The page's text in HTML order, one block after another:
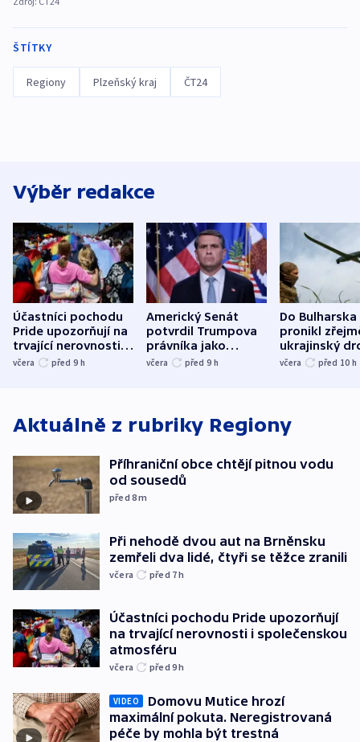
ŠTÍTKY
Regiony Plzeňský kraj ČT24
Výběr redakce
Účastníci pochodu
Pride upozorňují na
trvající nerovnosti i
společenskou
včera před 9 h
Americký Senát
potvrdil Trumpova
právníka jako
ministra
včera před 9 h
Do Bulharska
pronikl
ukrajinský
explodoval
včera před 10 h
Aktuálně z rubriky Regiony
Příhraniční obce chtějí pitnou vodu
od sousedů
před 8m
Při nehodě dvou aut na Brněnsku
zemřeli dva lidé, čtyři se těžce zranili
včera před 7h
Účastníci pochodu Pride upozorňují
na trvající nerovnosti i společenskou
atmosféru
včera před 9h
VIDEO
Domovu Mutice hrozí
maximální pokuta. Neregistrovaná
péče by mohla být trestná